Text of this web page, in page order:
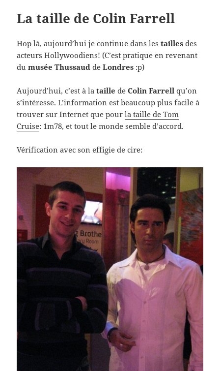
La taille de Colin Farrell
Hop là, aujourd’hui je continue dans lestailles des
acteurs Hollywoodiens! (C’est pratique en revenant
dumusée Thussaud deLondres :p)
Aujourd’hui, c’est à lataille deColin Farrell qu’on
s’intéresse. L’information est beaucoup plus facile à
trouver sur Internet que pourla taille de Tom
Cruise: 1m78, et tout le monde semble d’accord.
Vérification avec son effigie de cire: